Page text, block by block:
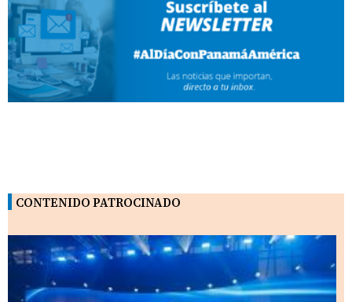
CONTENIDO PATROCINADO